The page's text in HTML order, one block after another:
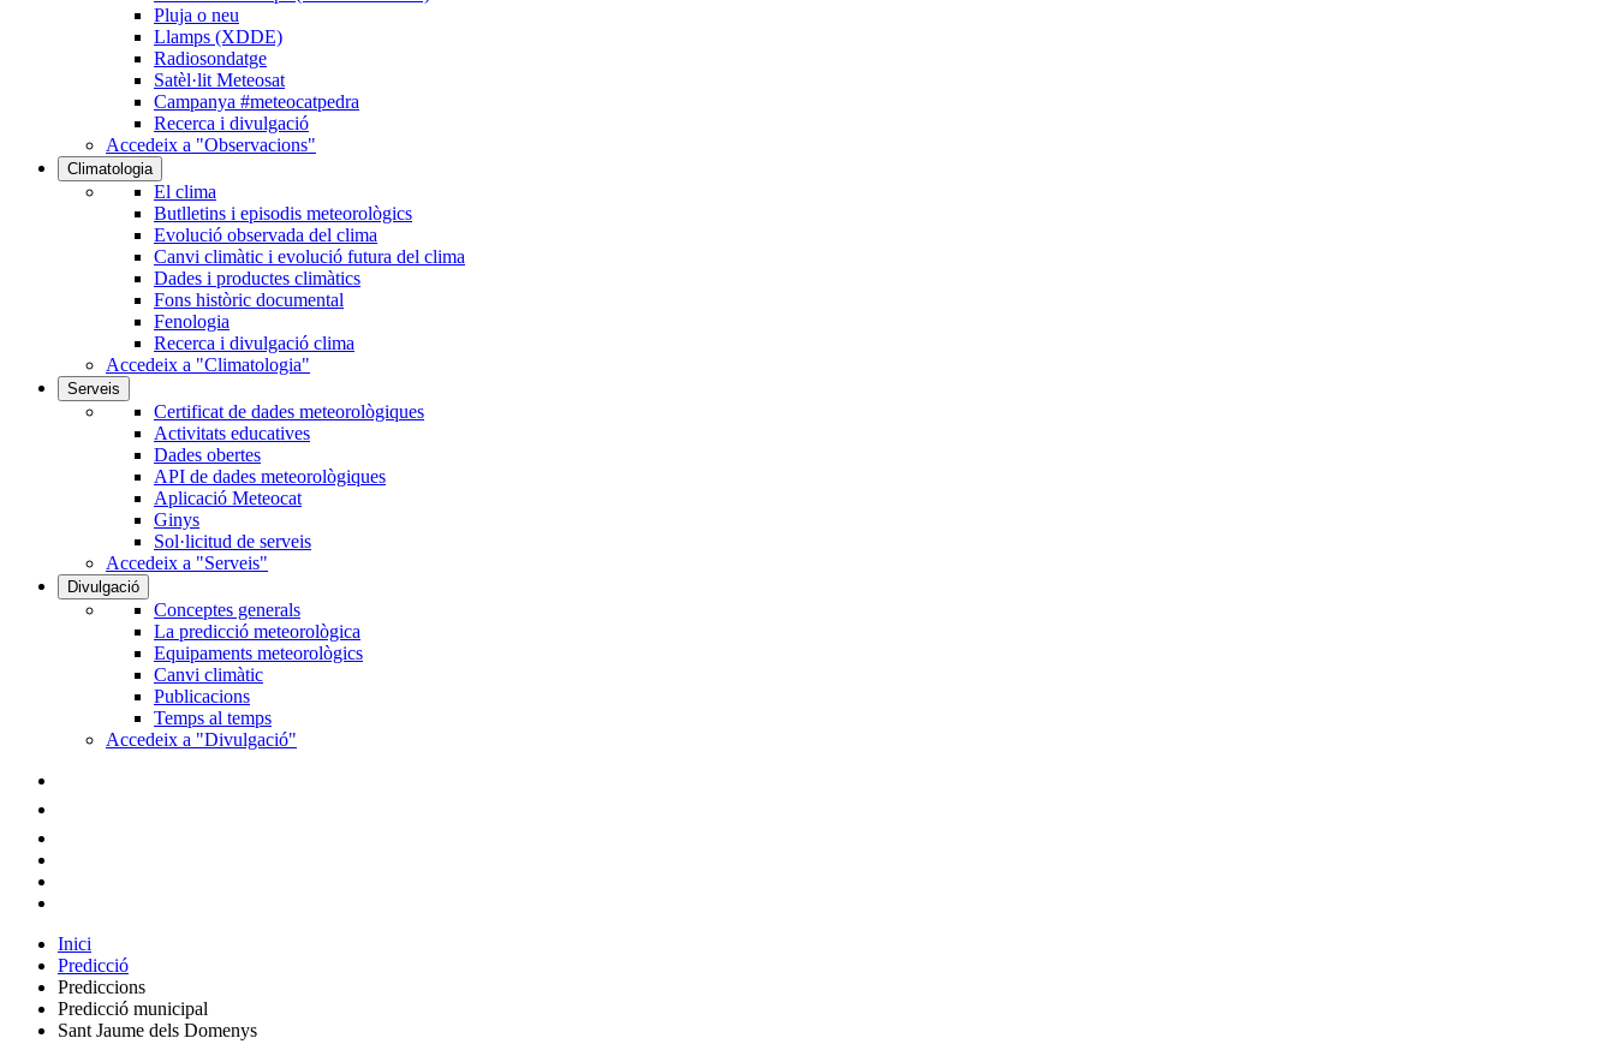
Pluja o neu
Llamps (XDDE)
Radiosondatge
Satèl·lit Meteosat
Campanya #meteocatpedra
Recerca i divulgació
Accedeix a "Observacions"
Climatologia
El clima
Butlletins i episodis meteorològics
Evolució observada del clima
Canvi climàtic i evolució futura del clima
Dades i productes climàtics
Fons històric documental
Fenologia
Recerca i divulgació clima
Accedeix a "Climatologia"
Serveis
Certificat de dades meteorològiques
Activitats educatives
Dades obertes
API de dades meteorològiques
Aplicació Meteocat
Ginys
Sol·licitud de serveis
Accedeix a "Serveis"
Divulgació
Conceptes generals
La predicció meteorològica
Equipaments meteorològics
Canvi climàtic
Publicacions
Temps al temps
Accedeix a "Divulgació"
Inici
Predicció
Prediccions
Predicció municipal
Sant Jaume dels Domenys